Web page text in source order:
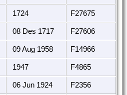
1724 F27675
08 Des 1717 F27606
09 Aug 1958 F14966
1947 F4865
06 Jun 1924 F2356